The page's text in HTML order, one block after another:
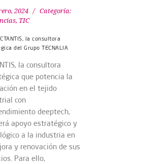
2024
Categoría:
, TIC
la consultora
del Grupo TECNALIA
la consultora
que potencia la
en el tejido
con
deeptech,
apoyo estratégico y
a la industria en
y renovación de sus
Para ello,